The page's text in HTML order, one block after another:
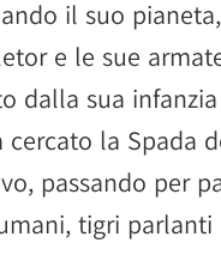
il suo
e le sue
dalla sua
la Spada
passando per
tigri parlanti